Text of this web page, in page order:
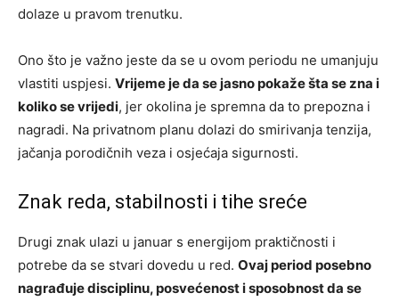
dolaze u pravom trenutku.
Ono što je važno jeste da se u ovom periodu ne umanjuju
vlastiti uspjesi. Vrijeme je da se jasno pokaže šta se zna i
koliko se vrijedi, jer okolina je spremna da to prepozna i
nagradi. Na privatnom planu dolazi do smirivanja tenzija,
jačanja porodičnih veza i osjećaja sigurnosti.
Znak reda, stabilnosti i tihe sreće
Drugi znak ulazi u januar s energijom praktičnosti i
potrebe da se stvari dovedu u red. Ovaj period posebno
nagrađuje disciplinu, posvećenost i sposobnost da se